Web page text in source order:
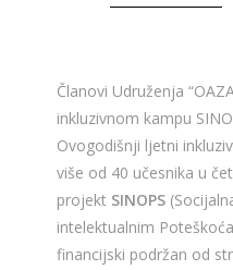
Članovi Udruženja
inkluzivnom kampu
Ovogodišnji ljetni
više od 40 učesnika u
projekt SINOPS
intelektualnim
financijski podržan od